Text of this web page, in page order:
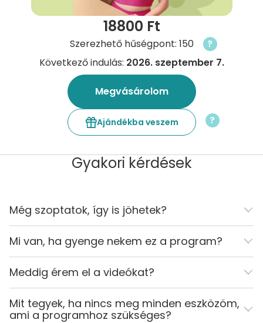
18800 Ft
Szerezhető hűségpont: 150
?
Következő indulás: 2026. szeptember 7.
Megvásárolom
Ajándékba veszem ?
Gyakori kérdések
Még szoptatok, így is jöhetek?
Mi van, ha gyenge nekem ez a program?
Meddig érem el a videókat?
Mit tegyek, ha nincs meg minden eszközöm,
ami a programhoz szükséges?